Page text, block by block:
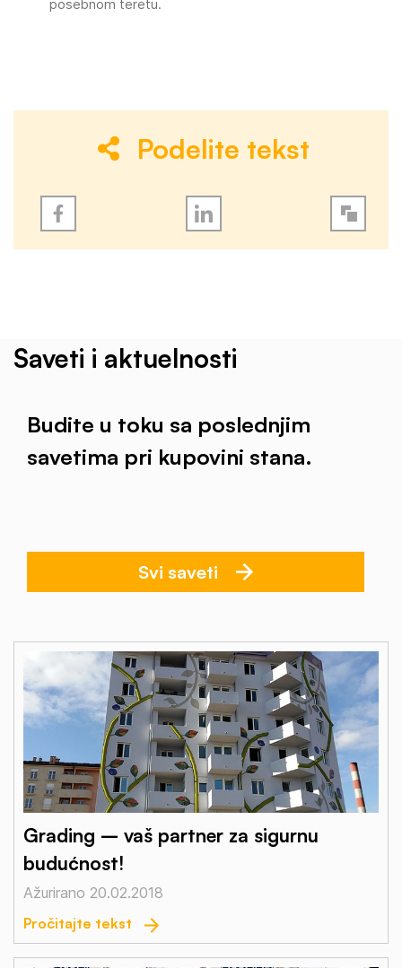
posebnom teretu.
Podelite tekst
Grading – vaš partner za sigurnu
budućnost!
Ažurirano 20.02.2018
Pročitajte tekst
Saveti i aktuelnosti
Budite u toku sa poslednjim
savetima pri kupovini stana.
Svi saveti